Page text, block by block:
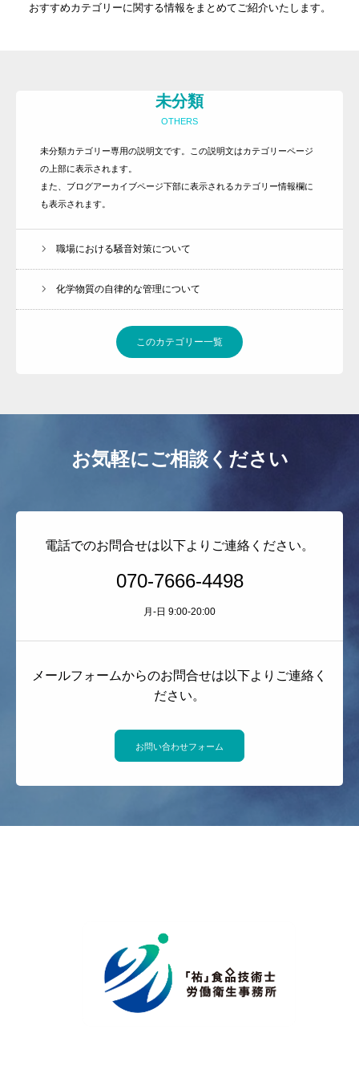
おすすめカテゴリーに関する情報をまとめてご紹介いたします。
未分類
OTHERS
未分類カテゴリー専用の説明文です。この説明文はカテゴリーページ
の上部に表示されます。
また、ブログアーカイブページ下部に表示されるカテゴリー情報欄に
も表示されます。
職場における騒音対策について
化学物質の自律的な管理について
このカテゴリー一覧
お気軽にご相談ください
電話でのお問合せは以下よりご連絡ください。
070-7666-4498
月-日 9:00-20:00
メールフォームからのお問合せは以下よりご連絡く
ださい。
お問い合わせフォーム
トップ
事務所紹介
お客様の声
ライブラリー
よくある質問